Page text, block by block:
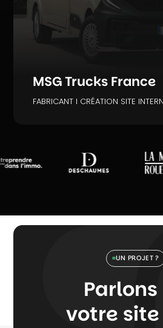
MSG Trucks France
FABRICANT I CRÉATION SITE
UN PROJET ?
votre